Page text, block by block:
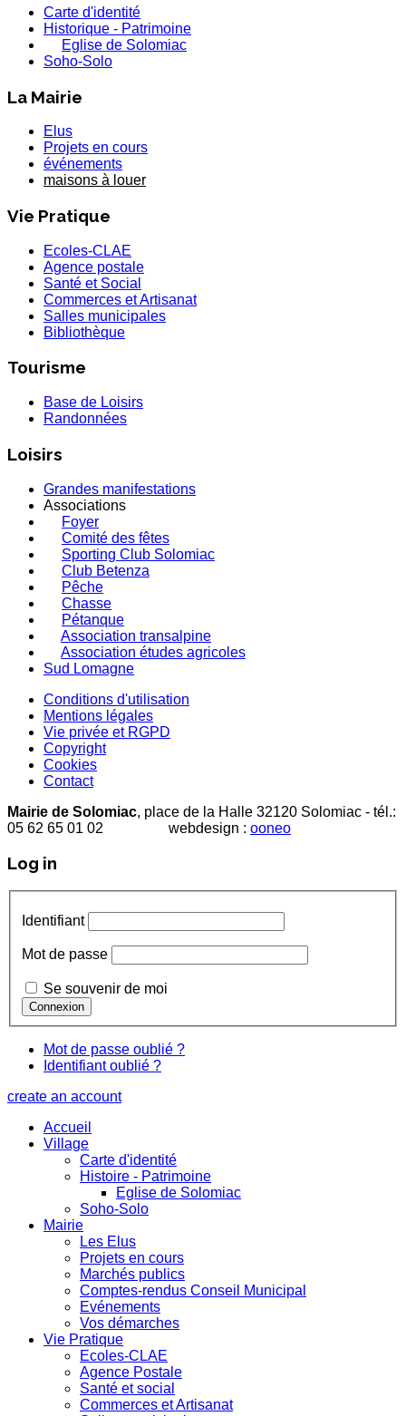
Carte d'identité
Historique - Patrimoine
Eglise de Solomiac
Soho-Solo
La Mairie
Elus
Projets en cours
événements
maisons à louer
Vie Pratique
Ecoles-CLAE
Agence postale
Santé et Social
Commerces et Artisanat
Salles municipales
Bibliothèque
Tourisme
Base de Loisirs
Randonnées
Loisirs
Grandes manifestations
Associations
Foyer
Comité des fêtes
Sporting Club Solomiac
Club Betenza
Pêche
Chasse
Pétanque
Association transalpine
Association études agricoles
Sud Lomagne
Conditions d'utilisation
Mentions légales
Vie privée et RGPD
Copyright
Cookies
Contact
Mairie de Solomiac, place de la Halle 32120 Solomiac - tél.:
05 62 65 01 02 webdesign : ooneo
Log in
Identifiant
Mot de passe
Se souvenir de moi
Mot de passe oublié ?
Identifiant oublié ?
create an account
Accueil
Village
Carte d'identité
Histoire - Patrimoine
Eglise de Solomiac
Soho-Solo
Mairie
Les Elus
Projets en cours
Marchés publics
Comptes-rendus Conseil Municipal
Evénements
Vos démarches
Vie Pratique
Ecoles-CLAE
Agence Postale
Santé et social
Commerces et Artisanat